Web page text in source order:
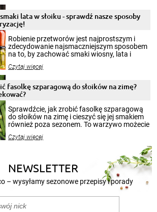
lata w słoiku - sprawdź nasze sposoby
Robienie przetworów jest najprostszym i
zdecydowanie najsmaczniejszym sposobem
na to, by zachować smaki wiosny, lata i
krajobrazów, by cieszyć nimi oko w sezonie
pełni poczuć atmosferę cieplejszych
miesięcy. Przygotowanie słoików ze
smakowitą zawartością musi obejmować
patenty, które pozwolą zachować świeżość
przetworów.
Czytaj więcej
fasolkę szparagową do słoików na zimę?
Sprawdźcie, jak zrobić fasolkę szparagową
do słoików na zimę i cieszyć się jej smakiem
również poza sezonem. To warzywo możecie
nasze propozycje!
Czytaj więcej
NEWSLETTER
– wysyłamy sezonowe przepisy i porady